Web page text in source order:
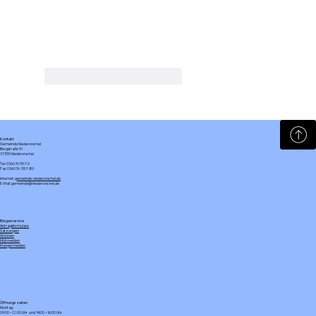
Kontakt
Gemeinde Niederorschel
Bergstraße 51
37355 Niederorschel
Tel: 036076 557-0
Fax: 036076 557-80
Internet:gemeinde-niederorschel.de
E-Mail: gemeinde@niederorschel.de
Bürgerservice
Antragsformulare
Satzungen
Wohnen
Müll melden
Mangel melden
Öffnungszeiten
Montag:
09:00 – 12:00 Uhr und 14:00 – 16:00 Uhr